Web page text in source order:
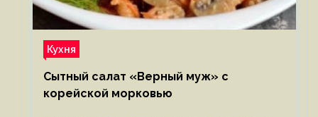
Кухня
Сытный салат «Верный муж» с
корейской морковью